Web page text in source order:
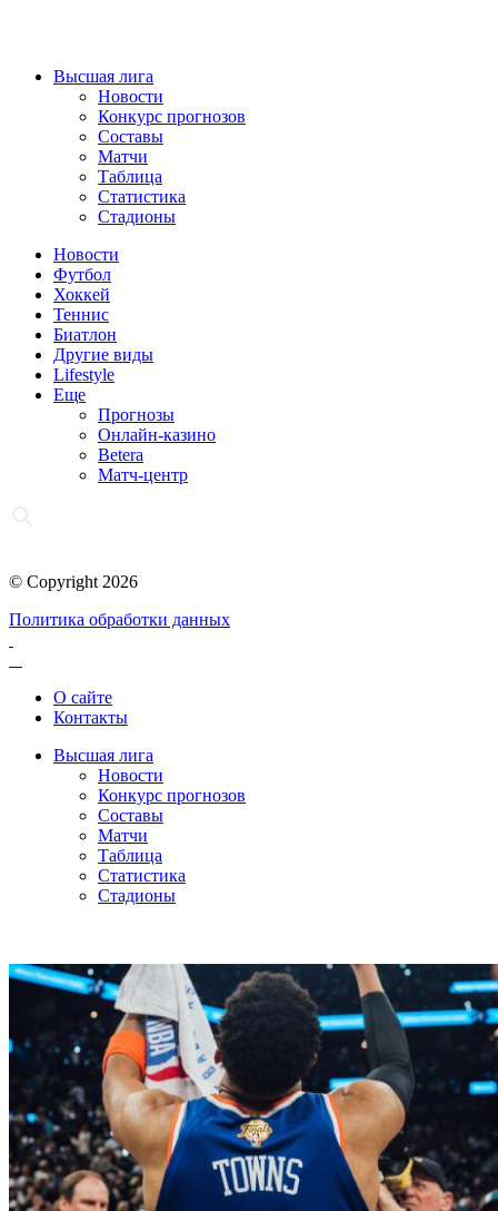
Высшая лига
Новости
Конкурс прогнозов
Составы
Матчи
Таблица
Статистика
Стадионы
Новости
Футбол
Хоккей
Теннис
Биатлон
Другие виды
Lifestyle
Еще
Прогнозы
Онлайн-казино
Betera
Матч-центр
© Copyright 2026
Политика обработки данных
О сайте
Контакты
Высшая лига
Новости
Конкурс прогнозов
Составы
Матчи
Таблица
Статистика
Стадионы